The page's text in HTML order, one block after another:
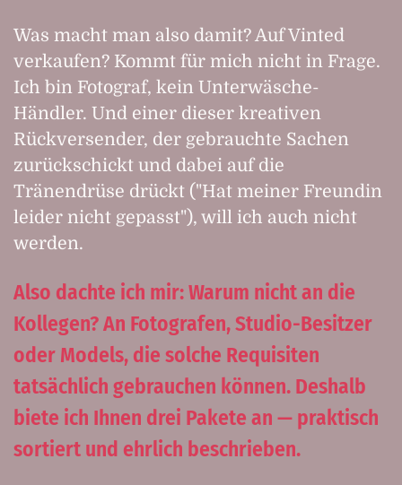
Was macht man also damit? Auf Vinted
verkaufen? Kommt für mich nicht in Frage.
Ich bin Fotograf, kein Unterwäsche-
Händler. Und einer dieser kreativen
Rückversender, der gebrauchte Sachen
zurückschickt und dabei auf die
Tränendrüse drückt ("Hat meiner Freundin
leider nicht gepasst"), will ich auch nicht
werden.
Also dachte ich mir: Warum nicht an die
Kollegen? An Fotografen, Studio-Besitzer
oder Models, die solche Requisiten
tatsächlich gebrauchen können. Deshalb
biete ich Ihnen drei Pakete an — praktisch
sortiert und ehrlich beschrieben.